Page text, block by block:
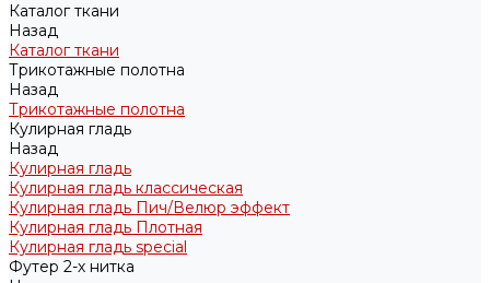
Каталог ткани
Назад
Каталог ткани
Трикотажные полотна
Назад
Трикотажные полотна
Кулирная гладь
Назад
Кулирная гладь
Кулирная гладь классическая
Кулирная гладь Пич/Велюр эффект
Кулирная гладь Плотная
Кулирная гладь special
Футер 2-х нитка